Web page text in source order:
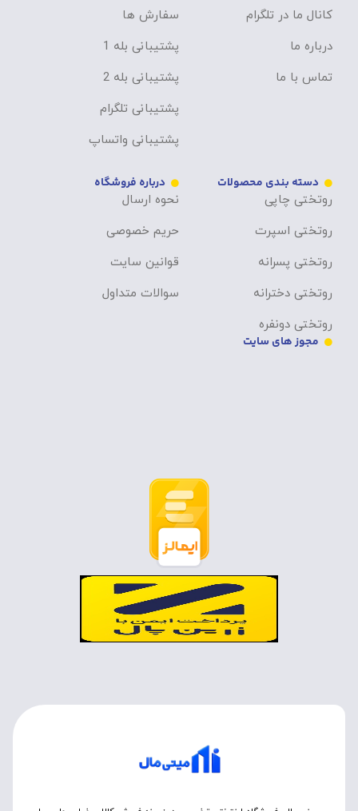
کانال ما در تلگرام
درباره ما
تماس با ما
سفارش ها
پشتیبانی بله 1
پشتیبانی بله 2
پشتیبانی تلگرام
پشتیبانی واتساپ
دسته بندی محصولات
روتختی چاپی
روتختی اسپرت
روتختی پسرانه
روتختی دخترانه
روتختی دونفره
درباره فروشگاه
نحوه ارسال
حریم خصوصی
قوانین سایت
سوالات متداول
مجوز های سایت